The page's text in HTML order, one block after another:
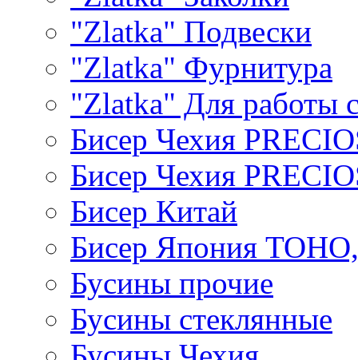
"Zlatka" Подвески
"Zlatka" Фурнитура
"Zlatka" Для работы
Бисер Чехия
Бисер Чехия
Бисер Китай
Бисер Япония
Бусины прочие
Бусины стеклянные